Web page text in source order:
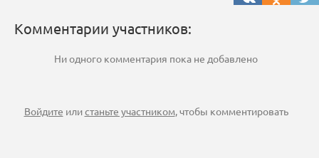
Комментарии участников:
Ни одного комментария пока не добавлено
Войдите илистаньте участником, чтобы комментировать